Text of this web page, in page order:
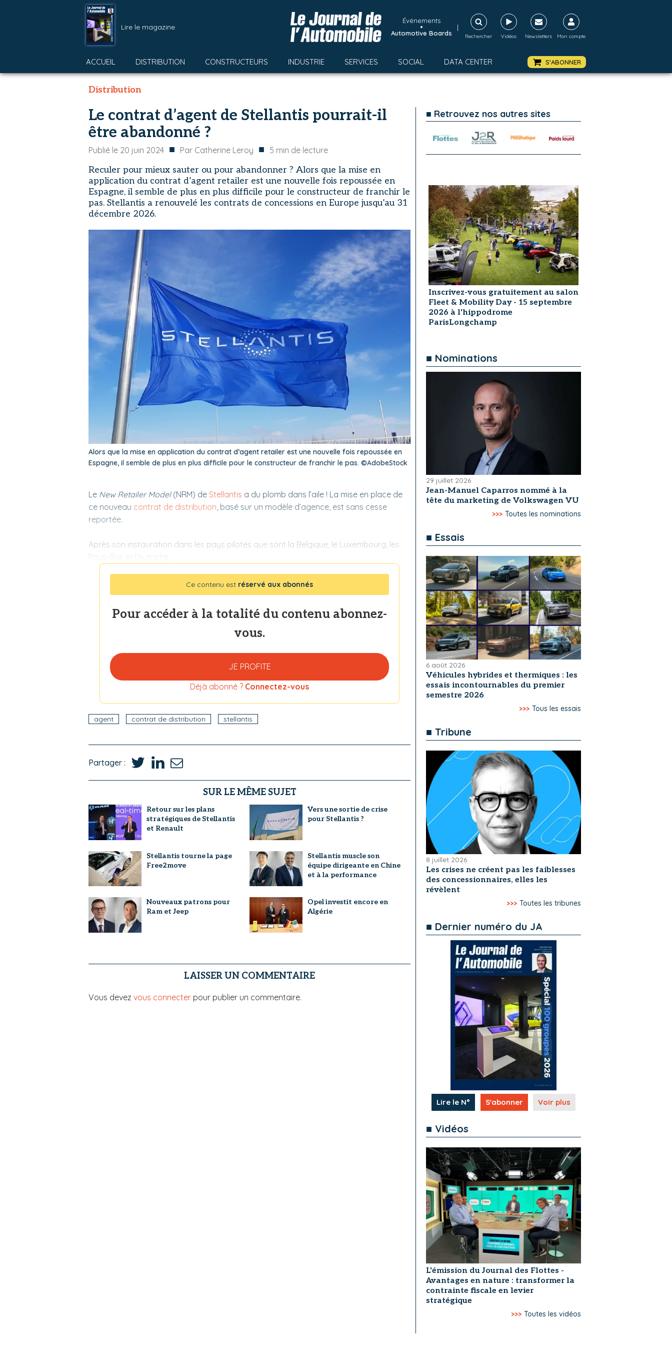
Lire le magazine
Événements
•
Automotive Boards
|
Rechercher Vidéos Newsletters Mon compte
ACCUEIL DISTRIBUTION CONSTRUCTEURS INDUSTRIE SERVICES SOCIAL DATA CENTER S'ABONNER
Distribution
Le contrat d’agent de Stellantis pourrait-il
être abandonné ?
Publié le 20 juin 2024 ■ Par Catherine Leroy ■ 5 min de lecture
Reculer pour mieux sauter ou pour abandonner ? Alors que la mise en
application du contrat d’agent retailer est une nouvelle fois repoussée en
Espagne, il semble de plus en plus difficile pour le constructeur de franchir le
pas. Stellantis a renouvelé les contrats de concessions en Europe jusqu’au 31
décembre 2026.
Alors que la mise en application du contrat d’agent retailer est une nouvelle fois repoussée en
Espagne, il semble de plus en plus difficile pour le constructeur de franchir le pas. ©AdobeStock
Le New Retailer Model(NRM) de Stellantis a du plomb dans l’aile ! La mise en place de
ce nouveau contrat de distribution, basé sur un modèle d’agence, est sans cesse
reportée.
Après son instauration dans les pays pilotes que sont la Belgique, le Luxembourg, les
Pays-Bas et l’Autriche,
Ce contenu est réservé aux abonnés
Pour accéder à la totalité du contenu abonnez-
vous.
JE PROFITE
Déjà abonné ? Connectez-vous
agent contrat de distribution stellantis
Partager :
SUR LE MÊME SUJET
Retour sur les plans
stratégiques de Stellantis
et Renault
Vers une sortie de crise
pour Stellantis ?
Stellantis tourne la page
Free2move
Stellantis muscle son
équipe dirigeante en Chine
et à la performance
Nouveaux patrons pour
Ram et Jeep
Opel investit encore en
Algérie
LAISSER UN COMMENTAIRE
Vous devez vous connecter pour publier un commentaire.
■ Retrouvez nos autres sites
Inscrivez-vous gratuitement au salon
Fleet & Mobility Day - 15 septembre
2026 à l'hippodrome
ParisLongchamp
■ Nominations
29 juillet 2026
Jean-Manuel Caparros nommé à la
tête du marketing de Volkswagen VU
>>> Toutes les nominations
■ Essais
6 août 2026
Véhicules hybrides et thermiques : les
essais incontournables du premier
semestre 2026
>>> Tous les essais
■ Tribune
8 juillet 2026
Les crises ne créent pas les faiblesses
des concessionnaires, elles les
révèlent
>>> Toutes les tribunes
■ Dernier numéro du JA
Lire le N° S'abonner Voir plus
■ Vidéos
L'émission du Journal des Flottes -
Avantages en nature : transformer la
contrainte fiscale en levier
stratégique
>>> Toutes les vidéos